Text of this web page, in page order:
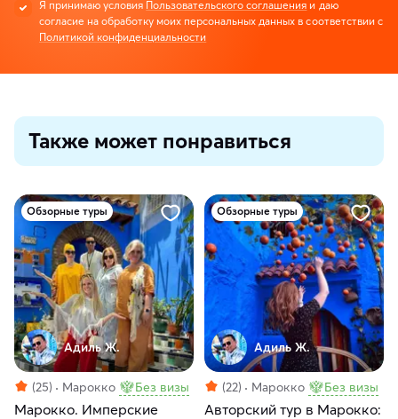
Я принимаю условия Пользовательского соглашения и даю
согласие на обработку моих персональных данных в соответствии с
Политикой конфиденциальности
Также может понравиться
Обзорные туры
Адиль Ж.
(25) Марокко Без визы
Марокко. Имперские
Обзорные туры
Адиль Ж.
(22) Марокко Без визы
Авторский тур в Марокко: